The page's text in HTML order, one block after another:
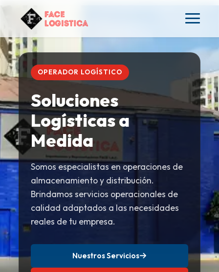
OPERADOR LOGÍSTICO
Soluciones
Logísticas a
Medida
Somos especialistas en operaciones de
almacenamiento y distribución.
Brindamos servicios operacionales de
calidad adaptados a las necesidades
reales de tu empresa.
Nuestros Servicios